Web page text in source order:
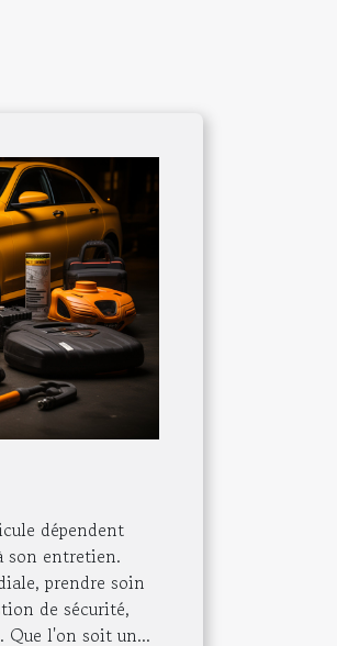
dépendent
son entretien.
prendre soin
de sécurité,
Que l'on soit un...